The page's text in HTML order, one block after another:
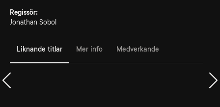
Regissör:
Jonathan Sobol
Liknande titlar Mer info Medverkande